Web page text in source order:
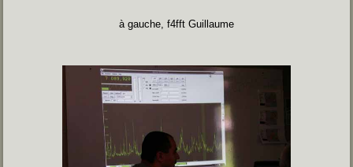
à gauche, f4fft Guillaume